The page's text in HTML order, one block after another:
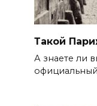
Такой
А знаете ли